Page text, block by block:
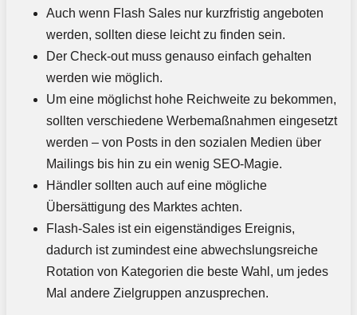
Auch wenn Flash Sales nur kurzfristig angeboten
werden, sollten diese leicht zu finden sein.
Der Check-out muss genauso einfach gehalten
werden wie möglich.
Um eine möglichst hohe Reichweite zu bekommen,
sollten verschiedene Werbemaßnahmen eingesetzt
werden – von Posts in den sozialen Medien über
Mailings bis hin zu ein wenig SEO-Magie.
Händler sollten auch auf eine mögliche
Übersättigung des Marktes achten.
Flash-Sales ist ein eigenständiges Ereignis,
dadurch ist zumindest eine abwechslungsreiche
Rotation von Kategorien die beste Wahl, um jedes
Mal andere Zielgruppen anzusprechen.